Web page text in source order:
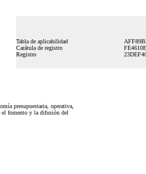
Tabla de aplicabilidad
Carátula de registro
Registro
presupuestaria, operativa,
el fomento y la difusión del